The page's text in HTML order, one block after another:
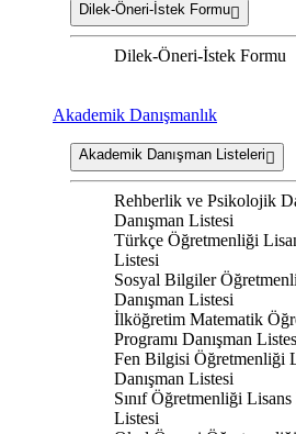
Dilek-Öneri-İstek Formu
Dilek-Öneri-İstek Formu
Akademik Danışmanlık
Akademik Danışman Listeleri
Rehberlik ve Psikolojik
Danışman Listesi
Türkçe Öğretmenliği
Listesi
Sosyal Bilgiler
Danışman Listesi
İlköğretim Matematik
Programı Danışman
Fen Bilgisi Öğretmenliği
Danışman Listesi
Sınıf Öğretmenliği Lisans
Listesi